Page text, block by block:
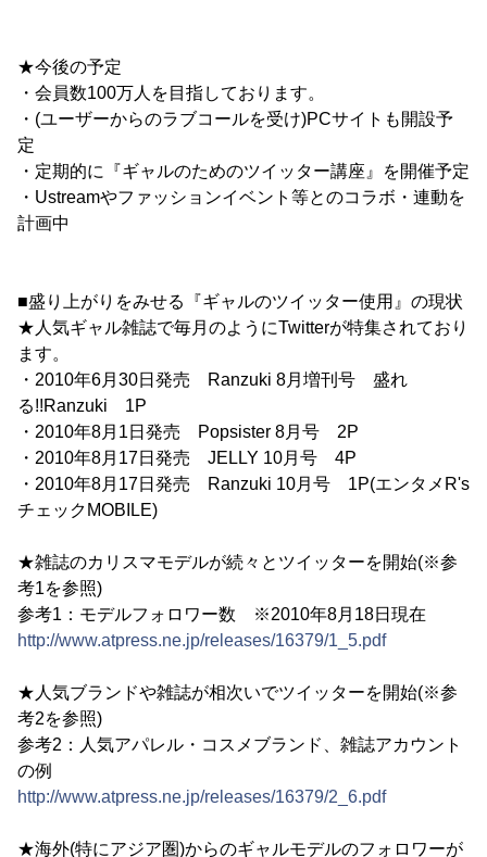
★今後の予定
・会員数100万人を目指しております。
・(ユーザーからのラブコールを受け)PCサイトも開設予
定
・定期的に『ギャルのためのツイッター講座』を開催予定
・Ustreamやファッションイベント等とのコラボ・連動を
計画中
■盛り上がりをみせる『ギャルのツイッター使用』の現状
★人気ギャル雑誌で毎月のようにTwitterが特集されており
ます。
・2010年6月30日発売 Ranzuki 8月増刊号 盛れ
る!!Ranzuki 1P
・2010年8月1日発売 Popsister 8月号 2P
・2010年8月17日発売 JELLY 10月号 4P
・2010年8月17日発売 Ranzuki 10月号 1P(エンタメR's
チェックMOBILE)
★雑誌のカリスマモデルが続々とツイッターを開始(※参
考1を参照)
参考1：モデルフォロワー数 ※2010年8月18日現在
http://www.atpress.ne.jp/releases/16379/1_5.pdf
★人気ブランドや雑誌が相次いでツイッターを開始(※参
考2を参照)
参考2：人気アパレル・コスメブランド、雑誌アカウント
の例
http://www.atpress.ne.jp/releases/16379/2_6.pdf
★海外(特にアジア圏)からのギャルモデルのフォロワーが